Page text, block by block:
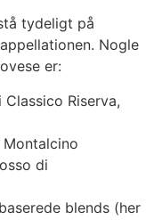
tydeligt på
Nogle
er:
Riserva,
di
blends (her